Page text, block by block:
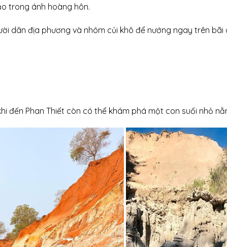
trong ánh hoàng hôn.
dân địa phương và nhóm củi khô để nướng ngay trên
đến Phan Thiết còn có thể khám phá một con suối nhỏ